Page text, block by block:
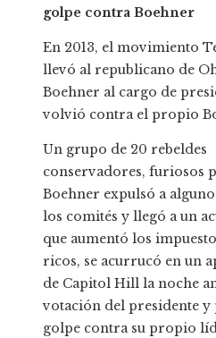
golpe contra Boehner
En 2013, el movimiento
llevó al republicano de
Boehner al cargo de
volvió contra el propio
Un grupo de 20 rebeldes
conservadores, furiosos
Boehner expulsó a
los comités y llegó a un
que aumentó los
ricos, se acurrucó en un
de Capitol Hill la noche
votación del presidente y
golpe contra su propio